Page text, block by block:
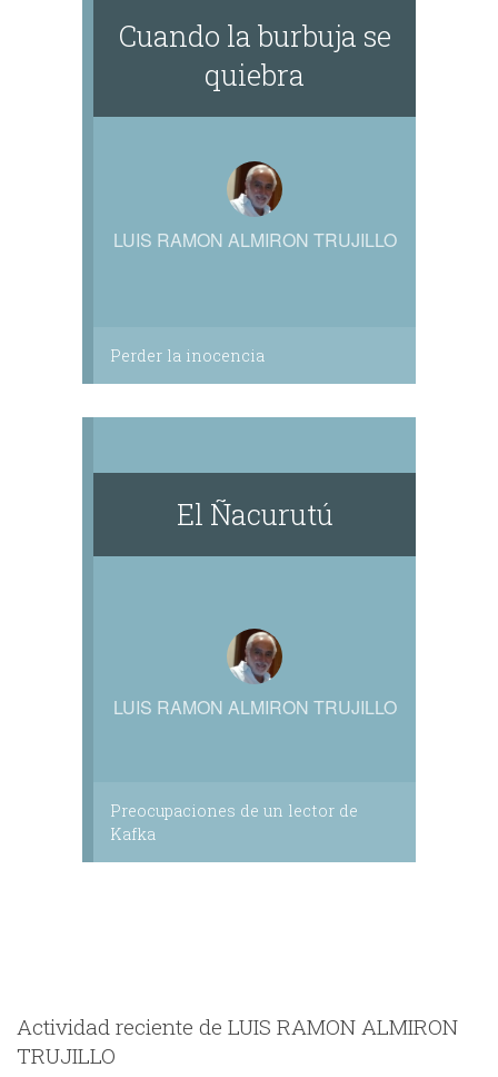
Cuando la burbuja se
quiebra
LUIS RAMON ALMIRON TRUJILLO
Perder la inocencia
El Ñacurutú
LUIS RAMON ALMIRON TRUJILLO
Preocupaciones de un lector de
Kafka
Actividad reciente de LUIS RAMON ALMIRON
TRUJILLO